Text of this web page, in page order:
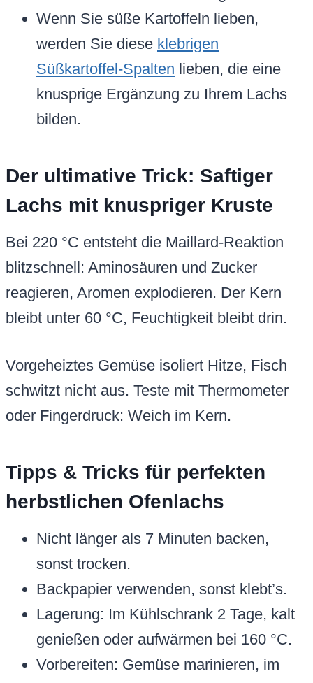
Wenn Sie süße Kartoffeln lieben,
werden Sie diese klebrigen
Süßkartoffel-Spalten lieben, die eine
knusprige Ergänzung zu Ihrem Lachs
bilden.
Der ultimative Trick: Saftiger
Lachs mit knuspriger Kruste
Bei 220 °C entsteht die Maillard-Reaktion
blitzschnell: Aminosäuren und Zucker
reagieren, Aromen explodieren. Der Kern
bleibt unter 60 °C, Feuchtigkeit bleibt drin.
Vorgeheiztes Gemüse isoliert Hitze, Fisch
schwitzt nicht aus. Teste mit Thermometer
oder Fingerdruck: Weich im Kern.
Tipps & Tricks für perfekten
herbstlichen Ofenlachs
Nicht länger als 7 Minuten backen,
sonst trocken.
Backpapier verwenden, sonst klebt’s.
Lagerung: Im Kühlschrank 2 Tage, kalt
genießen oder aufwärmen bei 160 °C.
Vorbereiten: Gemüse marinieren, im